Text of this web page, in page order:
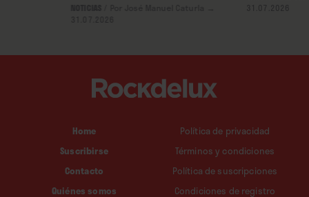
Home
Suscribirse
Contacto
Quiénes somos
Política de privacidad
Términos y condiciones
Política de suscripciones
Condiciones de registro